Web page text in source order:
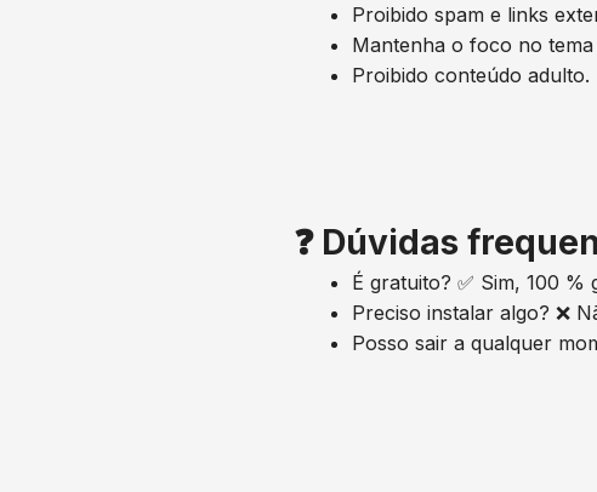
Proibido spam e links
Mantenha o foco no
Proibido conteúdo adulto.
❓ Dúvidas
É gratuito? ✅ Sim, 100 %
Preciso instalar algo? ❌
Posso sair a qualquer